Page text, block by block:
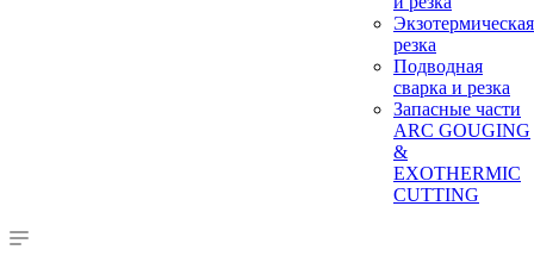
Экзотермическая
резка
Подводная
сварка и резка
Запасные части
ARC GOUGING
&
EXOTHERMIC
CUTTING